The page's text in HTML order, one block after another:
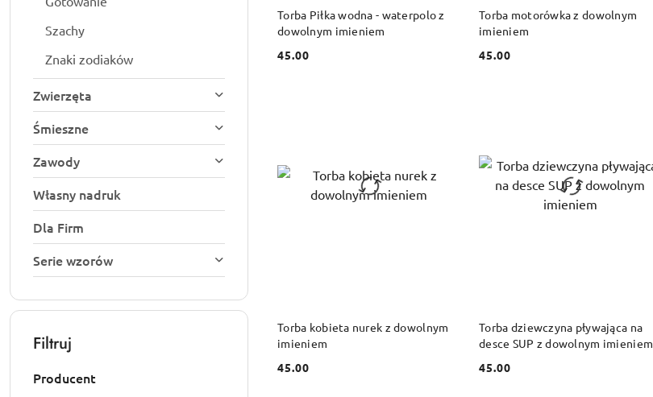
Szachy
Znaki zodiaków
Zwierzęta
Śmieszne
Zawody
Własny nadruk
Dla Firm
Serie wzorów
Filtruj
Producent
Torba Piłka wodna - waterpolo z
dowolnym imieniem
Cena:
45.00
Torba motorówka z dowolnym
imieniem
Cena:
45.00
Torba kobieta nurek z dowolnym
imieniem
Cena:
45.00
DO KOSZYKA
Torba dziewczyna pływająca na
desce SUP z dowolnym imieniem
Cena:
45.00
DO KOSZYKA